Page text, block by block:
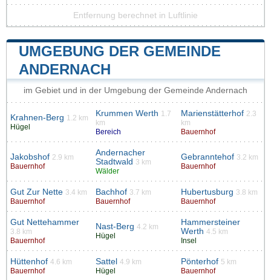
Entfernung berechnet in Luftlinie
UMGEBUNG DER GEMEINDE
ANDERNACH
im Gebiet und in der Umgebung der Gemeinde Andernach
Krahnen-Berg 1.2 km
Hügel
Krummen Werth 1.7
km
Bereich
Marienstätterhof 2.3
km
Bauernhof
Jakobshof 2.9 km
Bauernhof
Andernacher
Stadtwald 3 km
Wälder
Gebranntehof 3.2 km
Bauernhof
Gut Zur Nette 3.4 km
Bauernhof
Bachhof 3.7 km
Bauernhof
Hubertusburg 3.8 km
Bauernhof
Gut Nettehammer
3.8 km
Bauernhof
Nast-Berg 4.2 km
Hügel
Hammersteiner
Werth 4.5 km
Insel
Hüttenhof 4.6 km
Bauernhof
Sattel 4.9 km
Hügel
Pönterhof 5 km
Bauernhof